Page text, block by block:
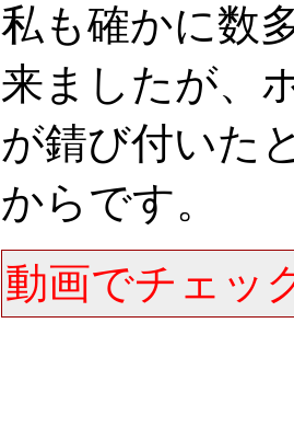
私も確かに数
来ましたが、
が錆び付いた
からです。
動画でチェッ